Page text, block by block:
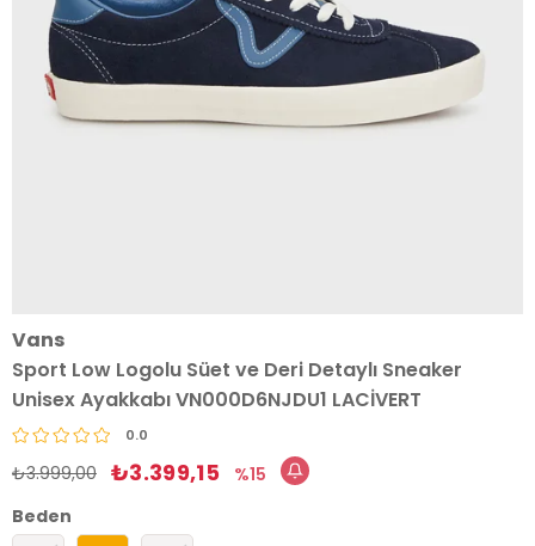
Vans
Sport Low Logolu Süet ve Deri Detaylı Sneaker
Unisex Ayakkabı VN000D6NJDU1 LACİVERT
0.0
₺3.999,00 ₺3.399,15
15
Beden